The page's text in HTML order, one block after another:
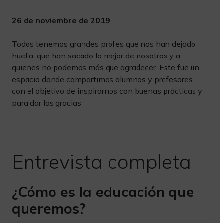
26 de noviembre de 2019
Todos tenemos grandes profes que nos han dejado
huella, que han sacado lo mejor de nosotros y a
quienes no podemos más que agradecer. Este fue un
espacio donde compartimos alumnos y profesores,
con el objetivo de inspirarnos con buenas prácticas y
para dar las gracias
Entrevista completa
¿Cómo es la educación que
queremos?